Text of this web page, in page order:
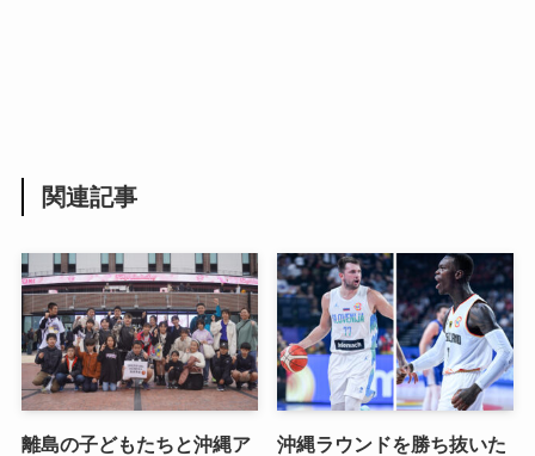
関連記事
離島の子どもたちと沖縄ア
沖縄ラウンドを勝ち抜いた